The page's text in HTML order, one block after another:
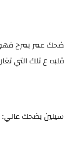
ضحك عمر بمرح
قلبه ع تلك التي
سيلين بضحك